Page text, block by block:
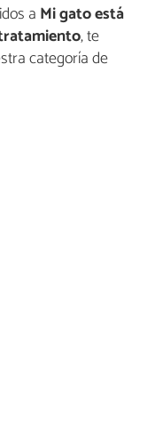
a Mi gato está
, te
categoría de